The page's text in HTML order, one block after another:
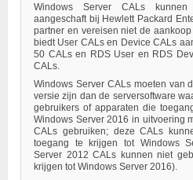
Windows Server CALs
aangeschaft bij Hewlett Packard
partner en vereisen niet de
biedt User CALs en Device CALs
50 CALs en RDS User en RDS
CALs.
Windows Server CALs moeten van
versie zijn dan de serversoftware
gebruikers of apparaten die
Windows Server 2016 in uitvoering
CALs gebruiken; deze CALs
toegang te krijgen tot Windows
Server 2012 CALs kunnen niet
krijgen tot Windows Server 2016).